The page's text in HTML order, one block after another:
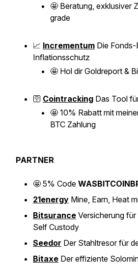
🤩 Beratung, exklusiver
grade
📈 Incrementum Die
Inflationsschutz
🤩 Hol dir Goldreport &
🛜 Cointracking Das Tool
🤩 10% Rabatt mit
BTC Zahlung
PARTNER
🤩 5% Code
21energy Mine, Earn, Heat
Bitsurance Versicherung
Self Custody
Seedor Der Stahltresor für
Bitaxe Der effiziente